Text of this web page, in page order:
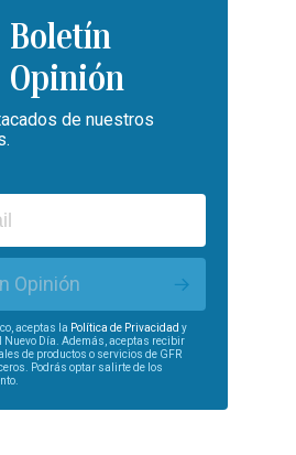
Boletín
Opinión
de nuestros
Opinión
aceptas la Política de Privacidad y
Nuevo Día. Además, aceptas recibir
de productos o servicios de GFR
Podrás optar salirte de los